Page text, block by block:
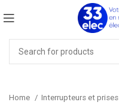
Home Interrupteurs et prises